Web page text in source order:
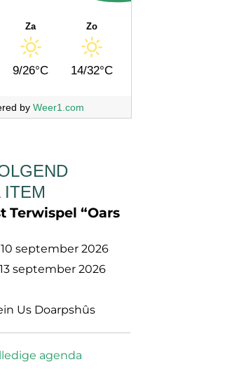
Za
9/26°C
Zo
14/32°C
by Weer1.com
ITEM
Terwispel “Oars
10 september 2026
13 september 2026
Us Doarpshûs
agenda